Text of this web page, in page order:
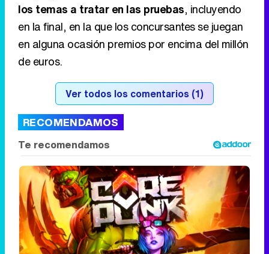
los temas a tratar en las pruebas, incluyendo
en la final, en la que los concursantes se juegan
en alguna ocasión premios por encima del millón
de euros.
Ver todos los comentarios (1)
RECOMENDAMOS